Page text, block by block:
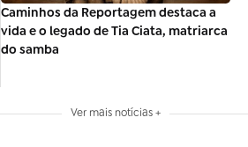
Caminhos da Reportagem destaca a
vida e o legado de Tia Ciata, matriarca
do samba
Ver mais notícias +